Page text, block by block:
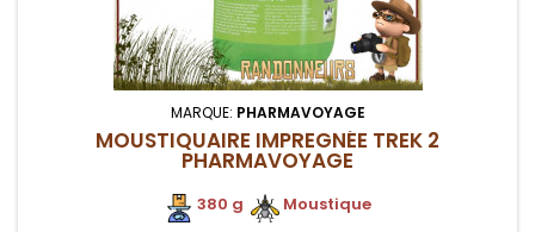
MARQUE: PHARMAVOYAGE
MOUSTIQUAIRE IMPREGNÉE TREK 2
PHARMAVOYAGE
380 g
Moustique